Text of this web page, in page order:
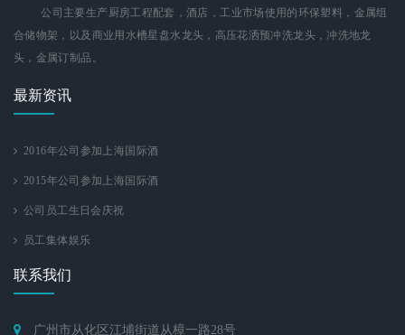
公司主要生产厨房工程配套，酒店，工业市场使用的环保塑料，金属组
合储物架，以及商业用水槽星盘水龙头，高压花洒预冲洗龙头，冲洗地龙
头，金属订制品。
最新资讯
2016年公司参加上海国际酒
2015年公司参加上海国际酒
公司员工生日会庆祝
员工集体娱乐
联系我们
广州市从化区江埔街道从樟一路28号